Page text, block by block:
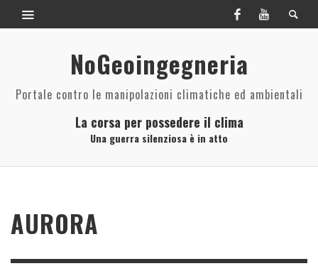
NoGeoingegneria
Portale contro le manipolazioni climatiche ed ambientali
La corsa per possedere il clima
Una guerra silenziosa è in atto
AURORA